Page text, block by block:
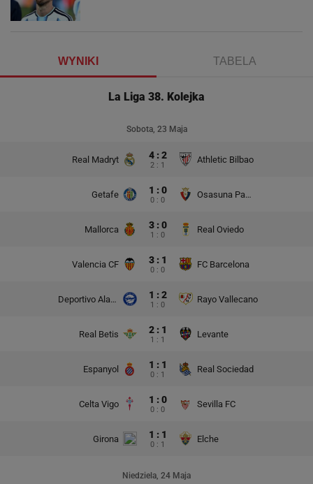
WYNIKI TABELA
La Liga 38. Kolejka
Sobota, 23 Maja
Real Madryt 4 : 2
2 : 1
Athletic Bilbao
Getafe 1 : 0
0 : 0
Osasuna Pampeluna
Mallorca 3 : 0
1 : 0
Real Oviedo
Valencia CF 3 : 1
0 : 0
FC Barcelona
Deportivo Alaves 1 : 2
1 : 0
Rayo Vallecano
Real Betis 2 : 1
1 : 1
Levante
Espanyol 1 : 1
0 : 1
Real Sociedad
Celta Vigo 1 : 0
0 : 0
Sevilla FC
Girona 1 : 1
0 : 1
Elche
Niedziela, 24 Maja